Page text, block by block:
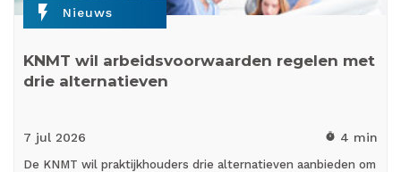
flash_on Nieuws
KNMT wil arbeidsvoorwaarden regelen met
drie alternatieven
7 jul 2026 timer 4 min
De KNMT wil praktijkhouders drie alternatieven aanbieden om